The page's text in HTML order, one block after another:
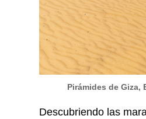
Pirámides de Giza,
Descubriendo las